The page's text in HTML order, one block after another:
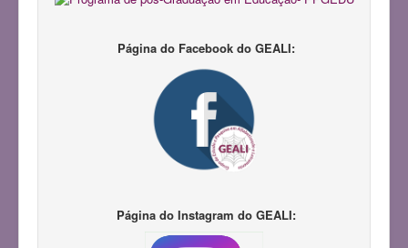
Pedagogias da Infância
III Congresso do GEALI
Página do Facebook do GEALI:
Página do Instagram do GEALI: